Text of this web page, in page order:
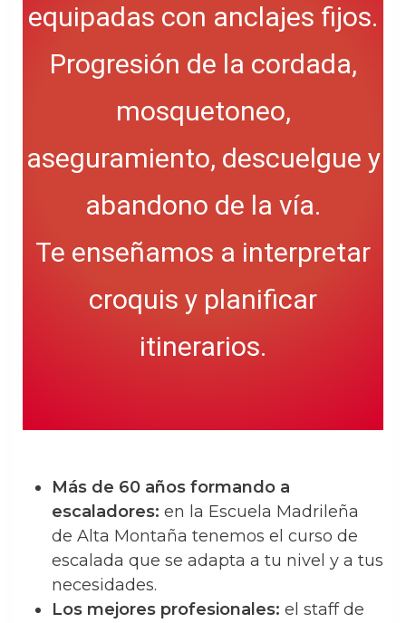
equipadas con anclajes fijos.
Progresión de la cordada,
mosquetoneo,
aseguramiento, descuelgue y
abandono de la vía.
Te enseñamos a interpretar
croquis y planificar
itinerarios.
Más de 60 años formando a
escaladores: en la Escuela Madrileña
de Alta Montaña tenemos el curso de
escalada que se adapta a tu nivel y a tus
necesidades.
Los mejores profesionales: el staff de